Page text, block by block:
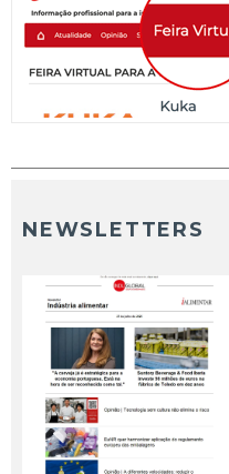
NEWSLETTERS